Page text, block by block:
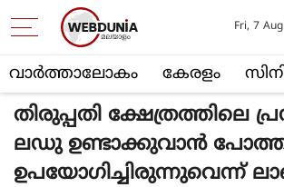
വാര്‍ത്താലോകം കേരളം
Fri, 7
തിരുപ്പതി ക്ഷേത്രത്തിലെ
ലഡു ഉണ്ടാക്കുവാന്‍
ഉപയോഗിച്ചിരുന്നുവെന്ന്